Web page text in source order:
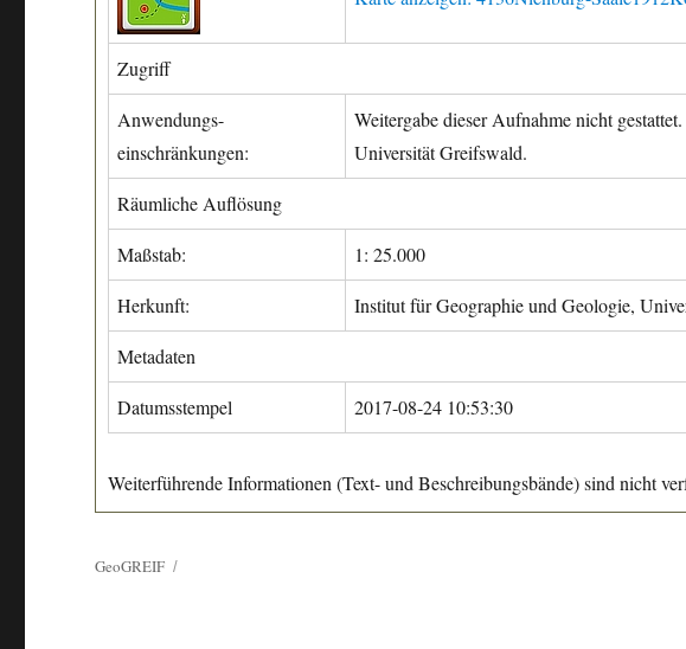
Zugriff
Anwendungs-
einschränkungen:
Weitergabe dieser Aufnahme nicht
Universität Greifswald.
Räumliche Auflösung
Maßstab: 1: 25.000
Herkunft: Institut für Geographie und Geologie,
Metadaten
Datumsstempel 2017-08-24 10:53:30
Weiterführende Informationen (Text- und Beschreibungsbände) sind nicht
GeoGREIF